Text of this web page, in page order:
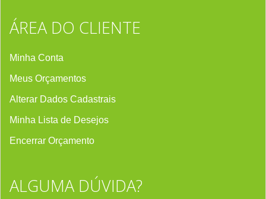
ÁREA DO CLIENTE
Minha Conta
Meus Orçamentos
Alterar Dados Cadastrais
Minha Lista de Desejos
Encerrar Orçamento
ALGUMA DÚVIDA?